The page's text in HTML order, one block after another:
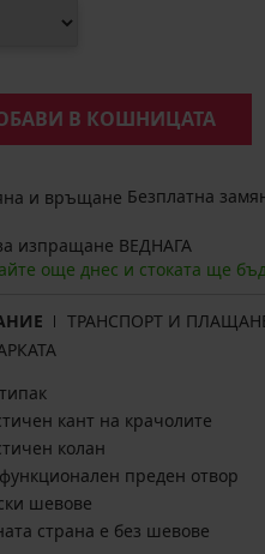
В КОШНИЦАТА
Безплатна
изпращане ВЕДНАГА
още днес и стоката ще
ТРАНСПОРТ И
кант на крачолите
колан
преден отвор
шевове
страна е без шевове